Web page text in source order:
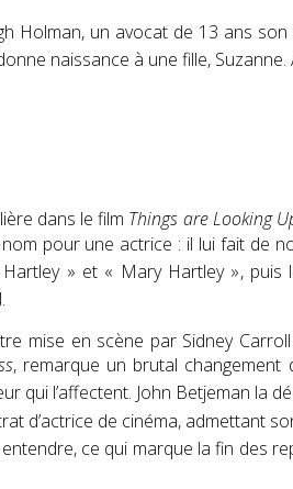
Holman, un avocat de 13 ans son
naissance à une fille, Suzanne.
dans le film Things are Looking
pour une actrice : il lui fait de
» et « Mary Hartley », puis
.
mise en scène par Sidney
, remarque un brutal changement
qui l’affectent. John Betjeman la
d’actrice de cinéma, admettant
ce qui marque la fin des